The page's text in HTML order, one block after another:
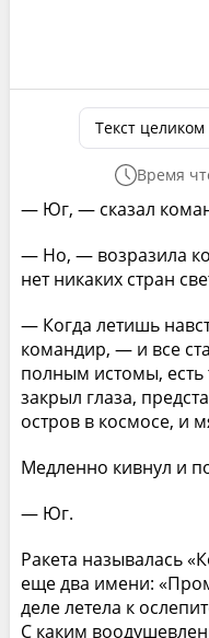
Текст целиком
Время
— Юг, — сказал
— Но, — возразила
нет никаких стран
— Когда летишь
командир, — и все
полным истомы,
закрыл глаза,
остров в космосе, и
Медленно кивнул и
— Юг.
Ракета называлась
еще два имени:
деле летела к
С каким